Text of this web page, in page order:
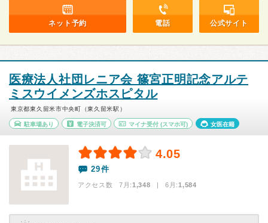
ネット予約 電話 公式サイト
医療法人社団レニア会 篠宮正明記念アルテ
ミスウイメンズホスピタル
東京都東久留米市中央町（東久留米駅）
駐車場あり 電子決済可 マイナ受付 (スマホ可) 女医在籍
4.05
29件
アクセス数 7月:1,348 | 6月:1,584